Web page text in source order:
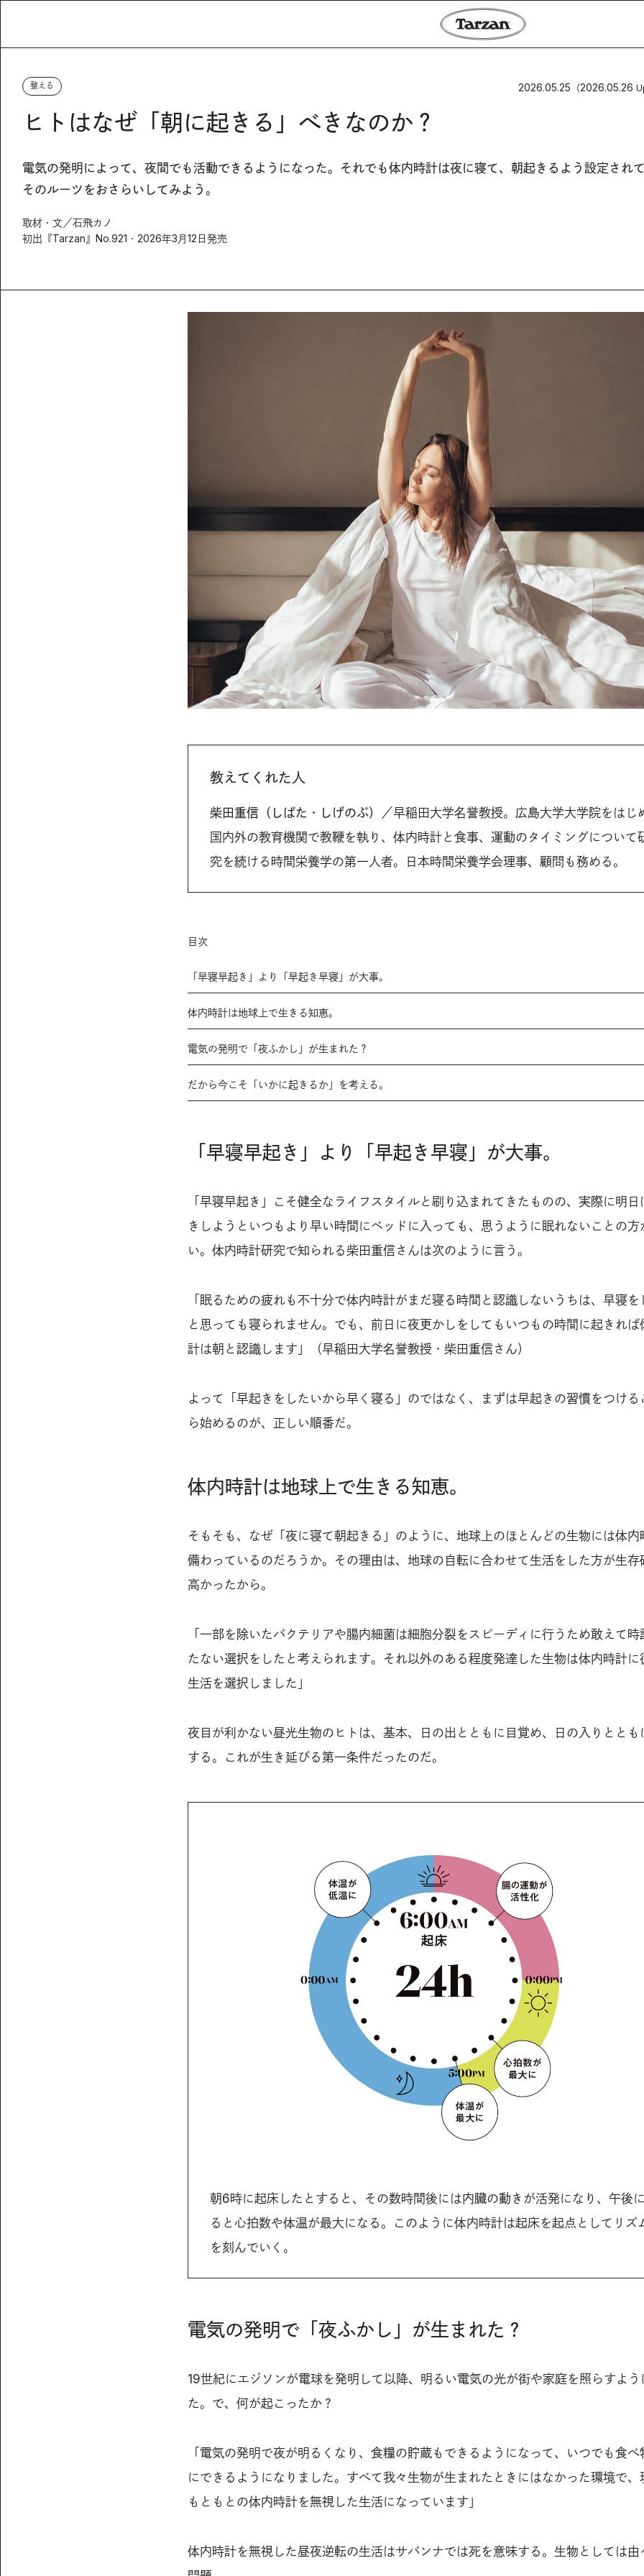
整える 2026.05.25 （2026.05.26
ヒトはなぜ「朝に起きる」べきなのか？
電気の発明によって、夜間でも活動できるようになった。それでも体内時計は夜に寝て、朝起きるよう設定され
そのルーツをおさらいしてみよう。
取材・文／石飛カノ
初出『Tarzan』No.921・2026年3月12日発売
教えてくれた人
柴田重信（しばた・しげのぶ）
／早稲田大学名誉教授。広島大学大学院をはじ
国内外の教育機関で教鞭を執り、体内時計と食事、運動のタイミングについて
究を続ける時間栄養学の第一人者。日本時間栄養学会理事、顧問も務める。
目次
「早寝早起き」より「早起き早寝」が大事。
体内時計は地球上で生きる知恵。
電気の発明で「夜ふかし」が生まれた？
だから今こそ「いかに起きるか」を考える。
「早寝早起き」より「早起き早寝」が大事。
「早寝早起き」こそ健全なライフスタイルと刷り込まれてきたものの、実際に明日
きしようといつもより早い時間にベッドに入っても、思うように眠れないことの方
い。体内時計研究で知られる柴田重信さんは次のように言う。
「眠るための疲れも不十分で体内時計がまだ寝る時間と認識しないうちは、早寝を
と思っても寝られません。でも、前日に夜更かしをしてもいつもの時間に起きれば
計は朝と認識します」（早稲田大学名誉教授・柴田重信さん）
よって「早起きをしたいから早く寝る」のではなく、まずは早起きの習慣をつける
ら始めるのが、正しい順番だ。
体内時計は地球上で生きる知恵。
そもそも、なぜ「夜に寝て朝起きる」のように、地球上のほとんどの生物には体内
備わっているのだろうか。その理由は、地球の自転に合わせて生活をした方が生存
高かったから。
「一部を除いたバクテリアや腸内細菌は細胞分裂をスピーディに行うため敢えて時
たない選択をしたと考えられます。それ以外のある程度発達した生物は体内時計に
生活を選択しました」
夜目が利かない昼光生物のヒトは、基本、日の出とともに目覚め、日の入りととも
する。これが生き延びる第一条件だったのだ。
朝6時に起床したとすると、その数時間後には内臓の動きが活発になり、午後
ると心拍数や体温が最大になる。このように体内時計は起床を起点としてリズ
を刻んでいく。
電気の発明で「夜ふかし」が生まれた？
19世紀にエジソンが電球を発明して以降、明るい電気の光が街や家庭を照らすよう
た。で、何が起こったか？
「電気の発明で夜が明るくなり、食糧の貯蔵もできるようになって、いつでも食べ
にできるようになりました。すべて我々生物が生まれたときにはなかった環境で、
もともとの体内時計を無視した生活になっています」
体内時計を無視した昼夜逆転の生活はサバンナでは死を意味する。生物としては由